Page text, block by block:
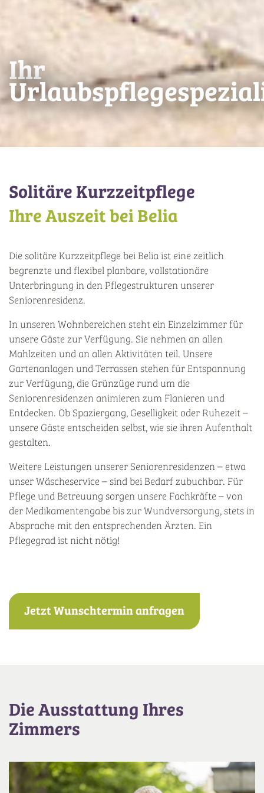
Ihr
Solitäre Kurzzeitpflege
Ihre Auszeit bei Belia
Die solitäre Kurzzeitpflege bei Belia ist eine zeitlich
begrenzte und flexibel planbare, vollstationäre
Unterbringung in den Pflegestrukturen unserer
Seniorenresidenz.
In unseren Wohnbereichen steht ein Einzelzimmer für
unsere Gäste zur Verfügung. Sie nehmen an allen
Mahlzeiten und an allen Aktivitäten teil. Unsere
Gartenanlagen und Terrassen stehen für Entspannung
zur Verfügung, die Grünzüge rund um die
Seniorenresidenzen animieren zum Flanieren und
Entdecken. Ob Spaziergang, Geselligkeit oder Ruhezeit –
unsere Gäste entscheiden selbst, wie sie ihren Aufenthalt
gestalten.
Weitere Leistungen unserer Seniorenresidenzen – etwa
unser Wäscheservice – sind bei Bedarf zubuchbar. Für
Pflege und Betreuung sorgen unsere Fachkräfte – von
der Medikamentengabe bis zur Wundversorgung, stets in
Absprache mit den entsprechenden Ärzten. Ein
Pflegegrad ist nicht nötig!
Jetzt Wunschtermin anfragen
Die Ausstattung Ihres
Zimmers